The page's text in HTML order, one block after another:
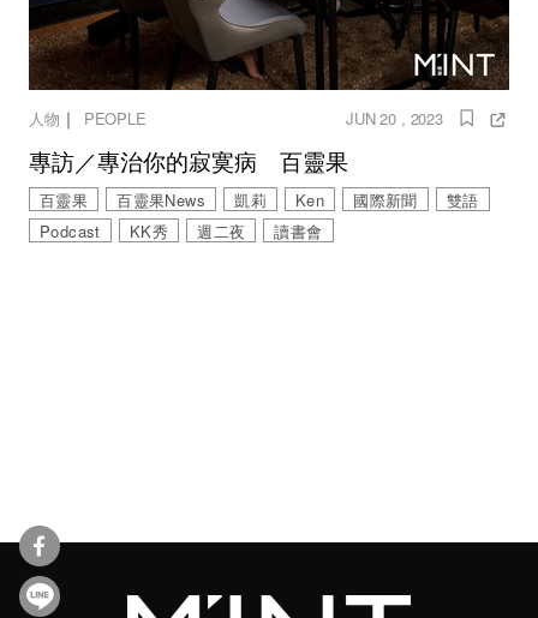
人物 ｜ PEOPLE JUN 20 , 2023
專訪／專治你的寂寞病 百靈果
百靈果 百靈果News 凱莉 Ken 國際新聞
雙語
Podcast
KK秀 週二夜 讀書會